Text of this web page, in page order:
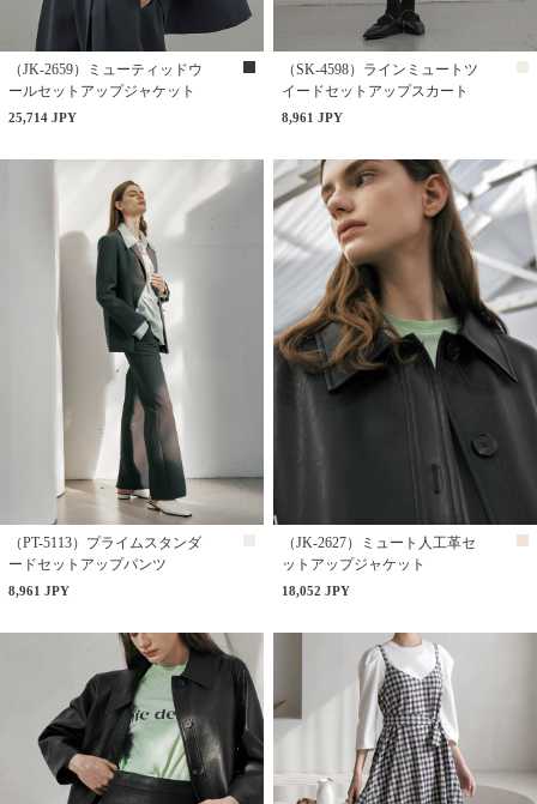
（JK-2659）ミューティッドウ
ールセットアップジャケット
25,714 JPY
（SK-4598）ラインミュートツ
イードセットアップスカート
8,961 JPY
（PT-5113）プライムスタンダ
ードセットアップパンツ
8,961 JPY
（JK-2627）ミュート人工革セ
ットアップジャケット
18,052 JPY